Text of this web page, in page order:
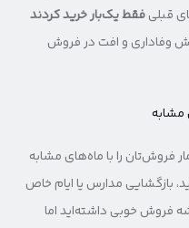
قبلیفقط یک‌بار خرید کردند
وفاداری و افت در فروش
را با ماه‌های مشابه
بازگشایی مدارس یا ایام خاص
خوبی داشته‌اید اما